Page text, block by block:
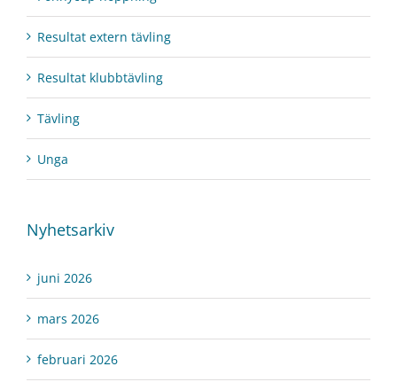
Resultat extern tävling
Resultat klubbtävling
Tävling
Unga
Nyhetsarkiv
juni 2026
mars 2026
februari 2026